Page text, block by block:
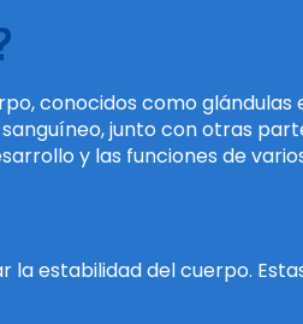
conocidos como
junto con otras
y las funciones de
estabilidad del cuerpo.